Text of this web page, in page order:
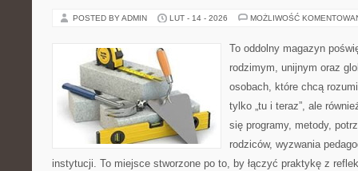
POSTED BY ADMIN LUT - 14 - 2026 MOŻLIWOŚĆ
To oddolny magazyn
rodzimym, unijnym oraz
osobach, które chcą
tylko „tu i teraz”, ale
się programy, metody,
rodziców, wyzwania
instytucji. To miejsce stworzone po to, by łączyć praktykę z